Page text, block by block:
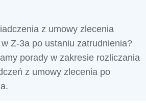
z umowy zlecenia
Z-3a po ustaniu zatrudnienia?
porady w zakresie rozliczania
z umowy zlecenia po